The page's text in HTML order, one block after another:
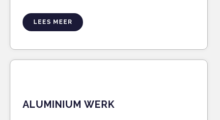
LEES MEER
ALUMINIUM WERK